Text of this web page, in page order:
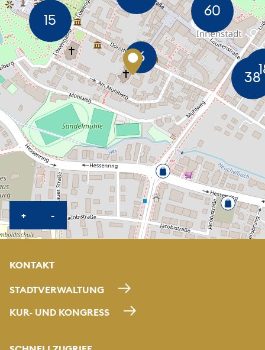
+KARTE HEREINZOOMEN
-KARTE HERAUSZOOMEN
KONTAKT
STADTVERWALTUNG
KUR- UND KONGRESS